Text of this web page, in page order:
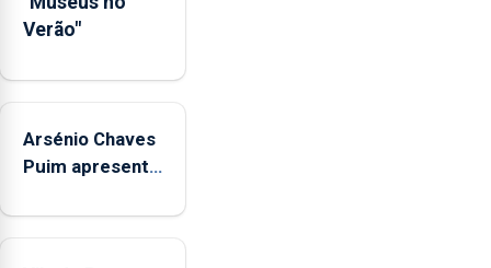
crianças
Verão"
Arsénio Chaves
Puim apresenta
Biblioteca de